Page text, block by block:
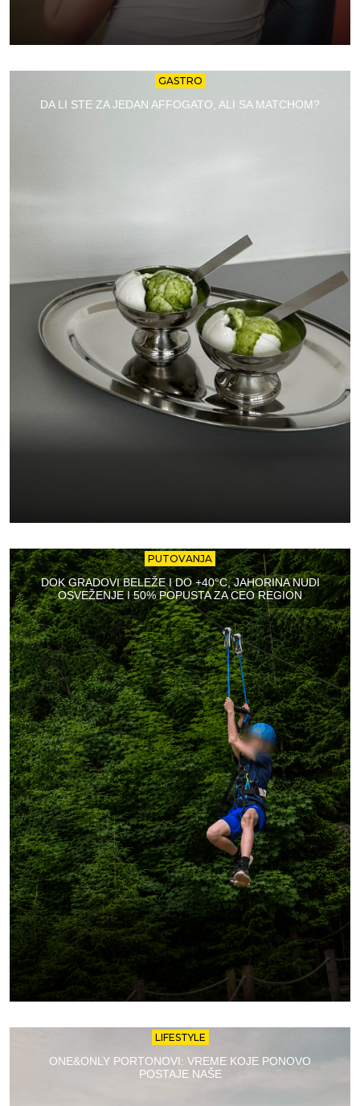
GASTRO
DA LI STE ZA JEDAN AFFOGATO, ALI SA MATCHOM?
PUTOVANJA
DOK GRADOVI BELEŽE I DO +40°C, JAHORINA NUDI
OSVEŽENJE I 50% POPUSTA ZA CEO REGION
LIFESTYLE
ONE&ONLY PORTONOVI: VREME KOJE PONOVO
POSTAJE NAŠE